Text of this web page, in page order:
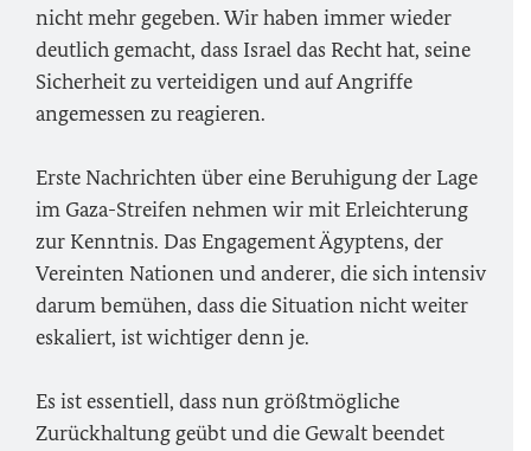
nicht mehr gegeben. Wir haben immer wieder
deutlich gemacht, dass Israel das Recht hat, seine
Sicherheit zu verteidigen und auf Angriffe
angemessen zu reagieren.
Erste Nachrichten über eine Beruhigung der Lage
im Gaza-Streifen nehmen wir mit Erleichterung
zur Kenntnis. Das Engagement Ägyptens, der
Vereinten Nationen und anderer, die sich intensiv
darum bemühen, dass die Situation nicht weiter
eskaliert, ist wichtiger denn je.
Es ist essentiell, dass nun größtmögliche
Zurückhaltung geübt und die Gewalt beendet